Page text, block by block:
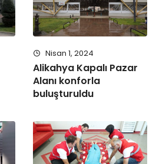
Nisan 1, 2024
Alikahya Kapalı Pazar
Alanı konforla
buluşturuldu